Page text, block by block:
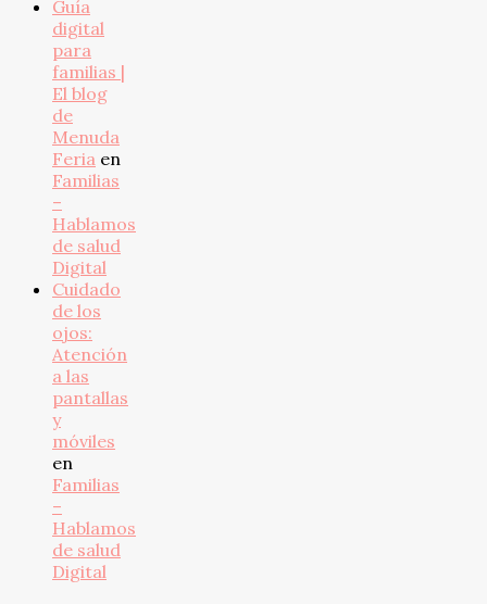
Guía
digital
para
familias |
El blog
de
Menuda
Feria en
Familias
–
Hablamos
de salud
Digital
Cuidado
de los
ojos:
Atención
a las
pantallas
y
móviles
en
Familias
–
Hablamos
de salud
Digital